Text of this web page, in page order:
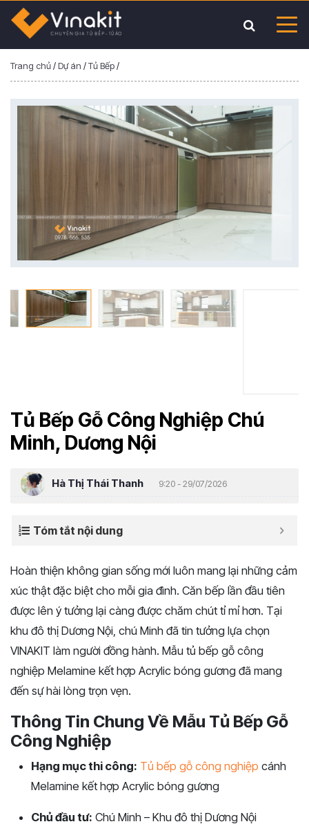
Trang chủ/Dự án /Tủ Bếp/
Tủ Bếp Gỗ Công Nghiệp Chú
Minh, Dương Nội
Hà Thị Thái Thanh 9:20 - 29/07/2026
Tóm tắt nội dung
Hoàn thiện không gian sống mới luôn mang lại những cảm
xúc thật đặc biệt cho mỗi gia đình. Căn bếp lần đầu tiên
được lên ý tưởng lại càng được chăm chút tỉ mỉ hơn. Tại
khu đô thị Dương Nội, chú Minh đã tin tưởng lựa chọn
VINAKIT làm người đồng hành. Mẫu tủ bếp gỗ công
nghiệp Melamine kết hợp Acrylic bóng gương đã mang
đến sự hài lòng trọn vẹn.
Thông Tin Chung Về Mẫu Tủ Bếp Gỗ
Công Nghiệp
Hạng mục thi công: Tủ bếp gỗ công nghiệp cánh
Melamine kết hợp Acrylic bóng gương
Chủ đầu tư: Chú Minh – Khu đô thị Dương Nội